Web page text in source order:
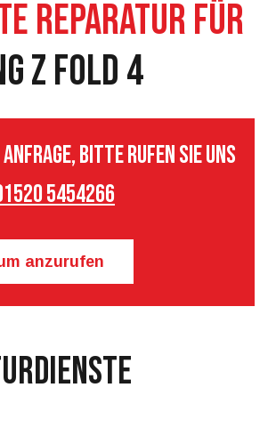
Z Fold 4
bitte rufen Sie uns
5454266
anzurufen